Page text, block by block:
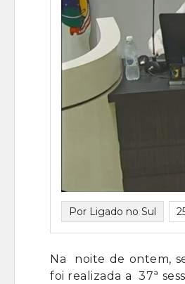
Por Ligado no Sul
Na noite de ontem,
foi realizada a 37ª